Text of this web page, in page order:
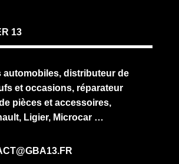
13
automobiles, distributeur de
et occasions, réparateur
pièces et accessoires,
Ligier, Microcar …